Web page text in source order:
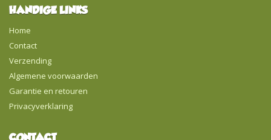
HANDIGE LINKS
Home
Contact
Verzending
Algemene voorwaarden
Garantie en retouren
Privacyverklaring